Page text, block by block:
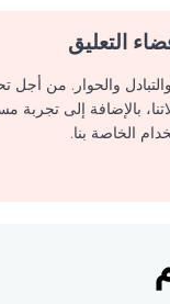
التعليق
والحوار. من أجل
بالإضافة إلى تجربة
الخاصة بنا.